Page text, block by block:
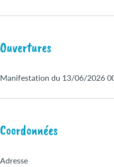
Ouvertures
Manifestation du 13/06/2026
Coordonnées
Adresse